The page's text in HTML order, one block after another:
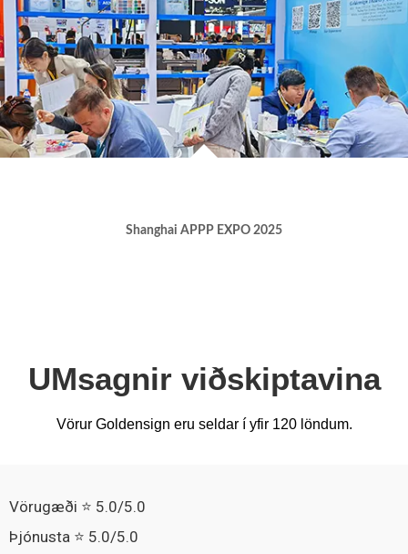
Shanghai APPP EXPO 2025
UMsagnir viðskiptavina
Vörur Goldensign eru seldar í yfir 120 löndum.
Vörugæði ⭐ 5.0/5.0
Þjónusta ⭐ 5.0/5.0